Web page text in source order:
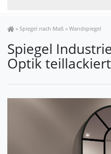
Spiegel Shop
» Spiegel nach Maß » Wandspiegel
Spiegel
Optik